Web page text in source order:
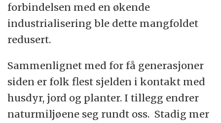
forbindelsen med en økende
industrialisering ble dette mangfoldet
redusert.
Sammenlignet med for få generasjoner
siden er folk flest sjelden i kontakt med
husdyr, jord og planter. I tillegg endrer
naturmiljøene seg rundt oss. Stadig mer